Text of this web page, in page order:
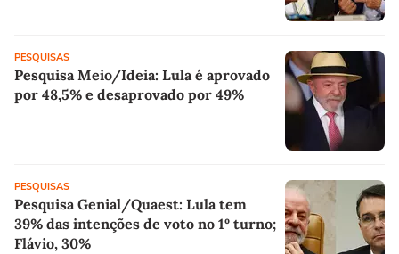
PESQUISAS
Pesquisa Meio/Ideia: Lula é aprovado
por 48,5% e desaprovado por 49%
PESQUISAS
Pesquisa Genial/Quaest: Lula tem
39% das intenções de voto no 1º turno;
Flávio, 30%